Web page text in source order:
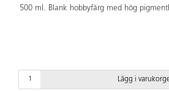
500 ml. Blank hobbyfärg med hög
Lägg i